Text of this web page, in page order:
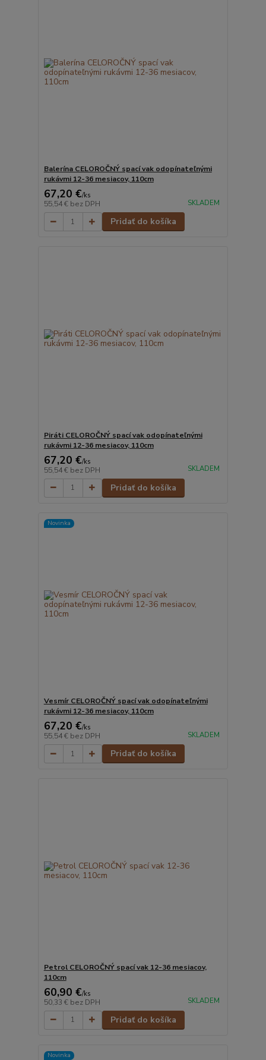
Balerína CELOROČNÝ spací vak odopínateľnými
rukávmi 12-36 mesiacov, 110cm
67,20 €/ks
55,54 € bez DPH SKLADEM
Pridať do košíka
Piráti CELOROČNÝ spací vak odopínateľnými
rukávmi 12-36 mesiacov, 110cm
67,20 €/ks
55,54 € bez DPH SKLADEM
Pridať do košíka
Novinka
Vesmír CELOROČNÝ spací vak odopínateľnými
rukávmi 12-36 mesiacov, 110cm
67,20 €/ks
55,54 € bez DPH SKLADEM
Pridať do košíka
Petrol CELOROČNÝ spací vak 12-36 mesiacov,
110cm
60,90 €/ks
50,33 € bez DPH SKLADEM
Pridať do košíka
Novinka